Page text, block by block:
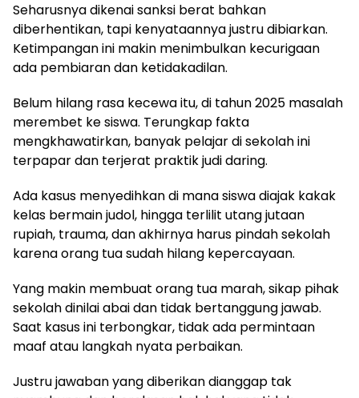
Seharusnya dikenai sanksi berat bahkan
diberhentikan, tapi kenyataannya justru dibiarkan.
Ketimpangan ini makin menimbulkan kecurigaan
ada pembiaran dan ketidakadilan.
Belum hilang rasa kecewa itu, di tahun 2025 masalah
merembet ke siswa. Terungkap fakta
mengkhawatirkan, banyak pelajar di sekolah ini
terpapar dan terjerat praktik judi daring.
Ada kasus menyedihkan di mana siswa diajak kakak
kelas bermain judol, hingga terlilit utang jutaan
rupiah, trauma, dan akhirnya harus pindah sekolah
karena orang tua sudah hilang kepercayaan.
Yang makin membuat orang tua marah, sikap pihak
sekolah dinilai abai dan tidak bertanggung jawab.
Saat kasus ini terbongkar, tidak ada permintaan
maaf atau langkah nyata perbaikan.
Justru jawaban yang diberikan dianggap tak